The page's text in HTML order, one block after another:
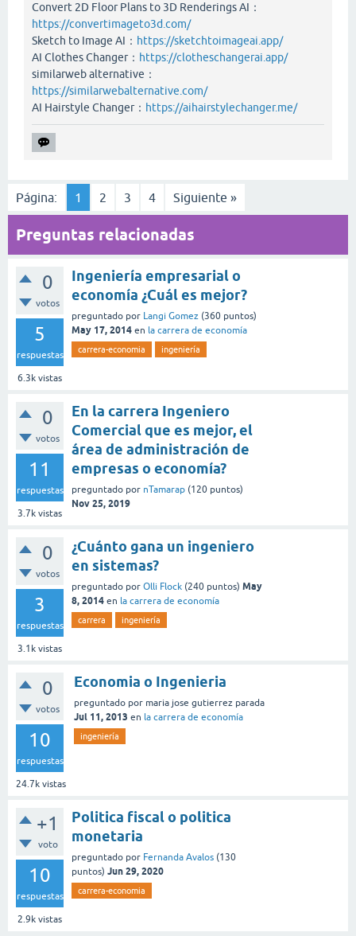
Convert 2D Floor Plans to 3D Renderings AI：
https://convertimageto3d.com/
Sketch to Image AI： https://sketchtoimageai.app/
AI Clothes Changer： https://clotheschangerai.app/
similarweb alternative：
https://similarwebalternative.com/
AI Hairstyle Changer： https://aihairstylechanger.me/
Página: 1 2 3 4 Siguiente »
Preguntas relacionadas
0
votos
5
respuestas
6.3k vistas
Ingeniería empresarial o
economía ¿Cuál es mejor?
preguntado por Langi Gomez (360 puntos)
May 17, 2014 en la carrera de economía
carrera-economia ingeniería
0
votos
11
respuestas
3.7k vistas
En la carrera Ingeniero
Comercial que es mejor, el
área de administración de
empresas o economía?
preguntado por nTamarap (120 puntos)
Nov 25, 2019
0
votos
3
respuestas
3.1k vistas
¿Cuánto gana un ingeniero
en sistemas?
preguntado por Olli Flock (240 puntos) May
8, 2014 en la carrera de economía
carrera ingeniería
0
votos
10
respuestas
24.7k vistas
Economia o Ingenieria
preguntado por maria jose gutierrez parada
Jul 11, 2013 en la carrera de economía
ingeniería
+1
voto
10
respuestas
2.9k vistas
Politica fiscal o politica
monetaria
preguntado por Fernanda Avalos (130
puntos) Jun 29, 2020
carrera-economia